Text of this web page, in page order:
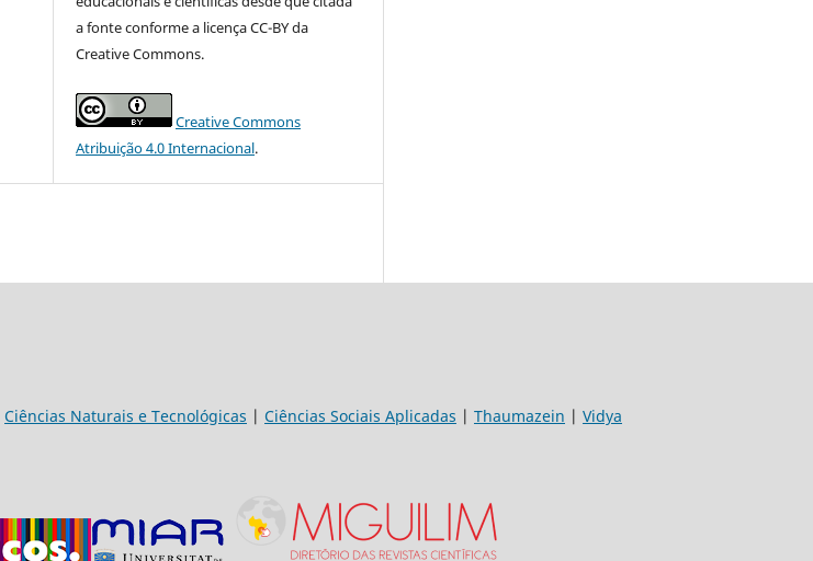
a fonte conforme a licença CC-BY da
Creative Commons.
Creative Commons
Atribuição 4.0 Internacional.
Ciências Naturais e Tecnológicas | Ciências Sociais Aplicadas | Thaumazein | Vidya